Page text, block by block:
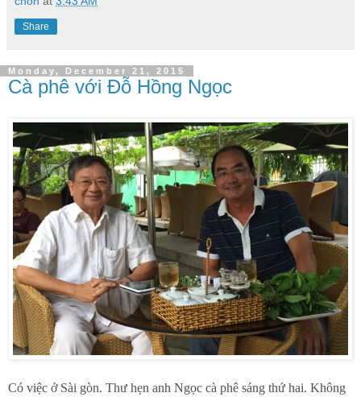
Share
Monday, December 21, 2015
Cà phê với Đỗ Hồng Ngọc
Có việc ở Sài gòn. Thư hẹn anh Ngọc cà phê sáng thứ hai. Không